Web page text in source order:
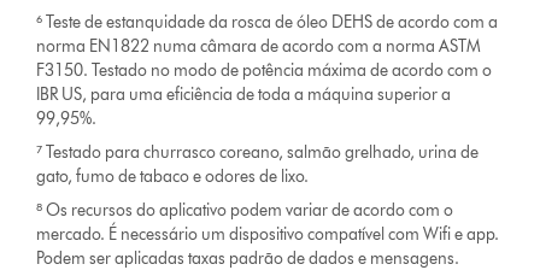
⁶ Teste de estanquidade da rosca de óleo DEHS de acordo com a
norma EN1822 numa câmara de acordo com a norma ASTM
F3150. Testado no modo de potência máxima de acordo com o
IBR US, para uma eficiência de toda a máquina superior a
99,95%.
⁷ Testado para churrasco coreano, salmão grelhado, urina de
gato, fumo de tabaco e odores de lixo.
⁸ Os recursos do aplicativo podem variar de acordo com o
mercado. É necessário um dispositivo compatível com Wifi e app.
Podem ser aplicadas taxas padrão de dados e mensagens.